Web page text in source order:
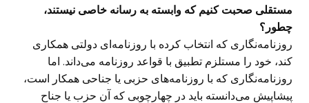
مستقلی صحبت کنیم که وابسته به رسانه خاصی نیستند،
چطور؟
روزنامه‌نگاری که انتخاب کرده با روزنامه‌ای دولتی همکاری
کند، خود را مستلزم تطبیق با قواعد روزنامه‌ می‌داند. اما
روزنامه‌نگاری که با روزنامه‌های حزبی یا جناحی همکار است،
پیشاپیش می‌دانسته باید در چهارچوبی که آن حزب یا جناح